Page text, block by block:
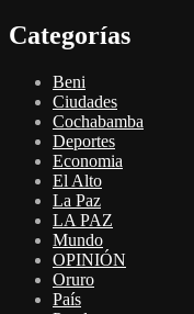
Categorías
Beni
Ciudades
Cochabamba
Deportes
Economia
El Alto
La Paz
LA PAZ
Mundo
OPINIÓN
Oruro
País